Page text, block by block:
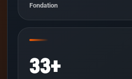
Fondation
33+